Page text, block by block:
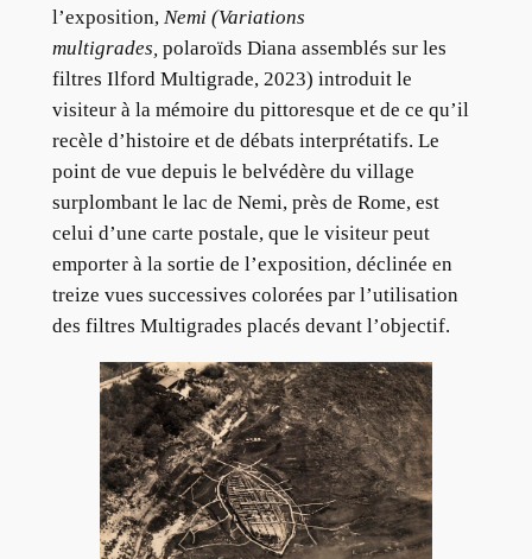
l’exposition, Nemi (Variations
multigrades, polaroïds Diana assemblés sur les
filtres Ilford Multigrade, 2023) introduit le
visiteur à la mémoire du pittoresque et de ce qu’il
recèle d’histoire et de débats interprétatifs. Le
point de vue depuis le belvédère du village
surplombant le lac de Nemi, près de Rome, est
celui d’une carte postale, que le visiteur peut
emporter à la sortie de l’exposition, déclinée en
treize vues successives colorées par l’utilisation
des filtres Multigrades placés devant l’objectif.